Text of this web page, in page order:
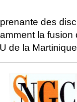
des
la
de la